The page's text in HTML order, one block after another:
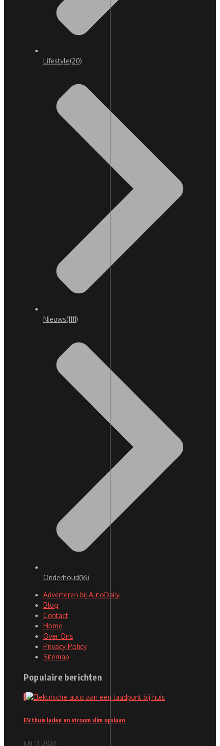
Lifestyle(20)
Nieuws(1111)
Onderhoud(16)
Adverteren bij AutoDaily
Blog
Contact
Home
Over Ons
Privacy Policy
Sitemap
Populaire berichten
1
EV thuis laden en stroom slim opslaan
juli 13, 2026